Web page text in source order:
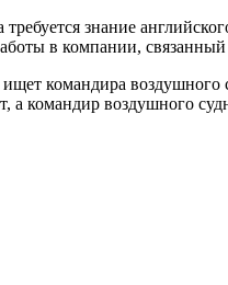
знание
в компании,
командира воздушного
а командир воздушного